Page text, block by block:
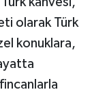
olarak Türk
konuklara,